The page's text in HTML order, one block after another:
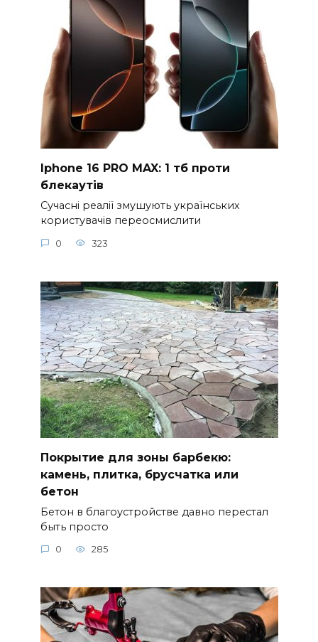
Iphone 16 PRO MAX: 1 тб проти
блекаутів
Сучасні реалії змушують українських
користувачів переосмислити
0 323
Покрытие для зоны барбекю:
камень, плитка, брусчатка или
бетон
Бетон в благоустройстве давно перестал
быть просто
0 285